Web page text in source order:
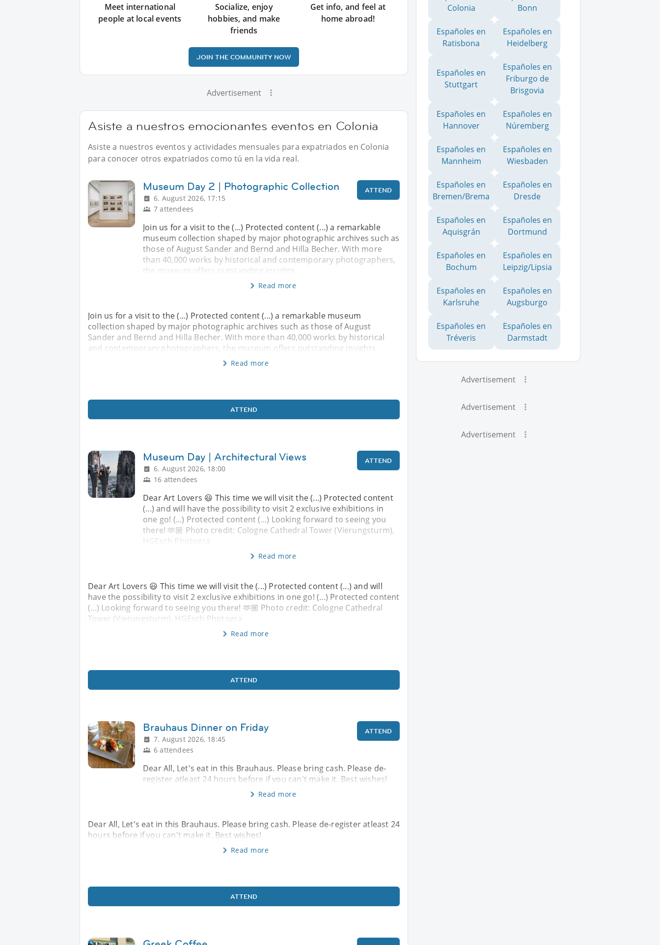
Meet international
people at local events
Socialize, enjoy
hobbies, and make
friends
Get info, and feel at
home abroad!
JOIN THE COMMUNITY NOW
Advertisement
Asiste a nuestros emocionantes eventos en Colonia
Asiste a nuestros eventos y actividades mensuales para expatriados en Colonia
para conocer otros expatriados como tú en la vida real.
Museum Day 2 | Photographic Collection
6. August 2026, 17:15
7 attendees
ATTEND
Join us for a visit to the (...) Protected content (...) a remarkable
museum collection shaped by major photographic archives such as
those of August Sander and Bernd and Hilla Becher. With more
than 40,000 works by historical and contemporary photographers,
the museum offers outstanding insights
Read more
Join us for a visit to the (...) Protected content (...) a remarkable museum
collection shaped by major photographic archives such as those of August
Sander and Bernd and Hilla Becher. With more than 40,000 works by historical
and contemporary photographers, the museum offers outstanding insights
Read more
ATTEND
Museum Day | Architectural Views
6. August 2026, 18:00
16 attendees
ATTEND
Dear Art Lovers 😃 This time we will visit the (...) Protected content
(...) and will have the possibility to visit 2 exclusive exhibitions in
one go! (...) Protected content (...) Looking forward to seeing you
there! 🫶🏼 Photo credit: Cologne Cathedral Tower (Vierungsturm),
HGEsch Photogra
Read more
Dear Art Lovers 😃 This time we will visit the (...) Protected content (...) and will
have the possibility to visit 2 exclusive exhibitions in one go! (...) Protected content
(...) Looking forward to seeing you there! 🫶🏼 Photo credit: Cologne Cathedral
Tower (Vierungsturm), HGEsch Photogra
Read more
ATTEND
Brauhaus Dinner on Friday
7. August 2026, 18:45
6 attendees
ATTEND
Dear All, Let's eat in this Brauhaus. Please bring cash. Please de-
register atleast 24 hours before if you can't make it. Best wishes!
Read more
Dear All, Let's eat in this Brauhaus. Please bring cash. Please de-register atleast 24
hours before if you can't make it. Best wishes!
Read more
ATTEND
Colonia
Bonn
Españoles en
Ratisbona
Españoles en
Heidelberg
Españoles en
Stuttgart
Españoles en
Friburgo de
Brisgovia
Españoles en
Hannover
Españoles en
Núremberg
Españoles en
Mannheim
Españoles en
Wiesbaden
Españoles en
Bremen/Brema
Españoles en
Dresde
Españoles en
Aquisgrán
Españoles en
Dortmund
Españoles en
Bochum
Españoles en
Leipzig/Lipsia
Españoles en
Karlsruhe
Españoles en
Augsburgo
Españoles en
Tréveris
Españoles en
Darmstadt
Advertisement
Advertisement
Advertisement